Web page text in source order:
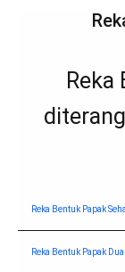
Reka Bentuk Papak
Reka Bentuk Papak